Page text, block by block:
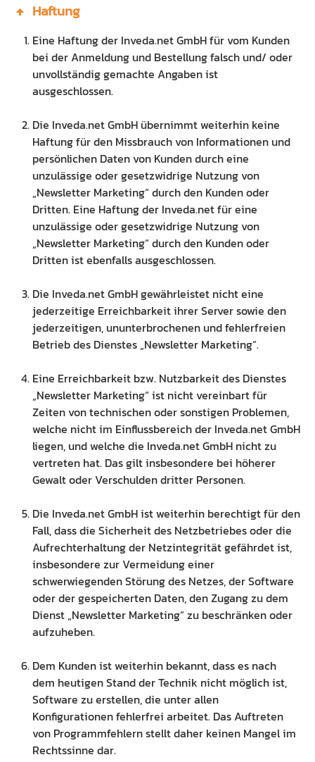
Haftung
Eine Haftung der Inveda.net GmbH für vom Kunden
bei der Anmeldung und Bestellung falsch und/ oder
unvollständig gemachte Angaben ist
ausgeschlossen.
Die Inveda.net GmbH übernimmt weiterhin keine
Haftung für den Missbrauch von Informationen und
persönlichen Daten von Kunden durch eine
unzulässige oder gesetzwidrige Nutzung von
„Newsletter Marketing“ durch den Kunden oder
Dritten. Eine Haftung der Inveda.net für eine
unzulässige oder gesetzwidrige Nutzung von
„Newsletter Marketing“ durch den Kunden oder
Dritten ist ebenfalls ausgeschlossen.
Die Inveda.net GmbH gewährleistet nicht eine
jederzeitige Erreichbarkeit ihrer Server sowie den
jederzeitigen, ununterbrochenen und fehlerfreien
Betrieb des Dienstes „Newsletter Marketing“.
Eine Erreichbarkeit bzw. Nutzbarkeit des Dienstes
„Newsletter Marketing“ ist nicht vereinbart für
Zeiten von technischen oder sonstigen Problemen,
welche nicht im Einflussbereich der Inveda.net GmbH
liegen, und welche die Inveda.net GmbH nicht zu
vertreten hat. Das gilt insbesondere bei höherer
Gewalt oder Verschulden dritter Personen.
Die Inveda.net GmbH ist weiterhin berechtigt für den
Fall, dass die Sicherheit des Netzbetriebes oder die
Aufrechterhaltung der Netzintegrität gefährdet ist,
insbesondere zur Vermeidung einer
schwerwiegenden Störung des Netzes, der Software
oder der gespeicherten Daten, den Zugang zu dem
Dienst „Newsletter Marketing“ zu beschränken oder
aufzuheben.
Dem Kunden ist weiterhin bekannt, dass es nach
dem heutigen Stand der Technik nicht möglich ist,
Software zu erstellen, die unter allen
Konfigurationen fehlerfrei arbeitet. Das Auftreten
von Programmfehlern stellt daher keinen Mangel im
Rechtssinne dar.